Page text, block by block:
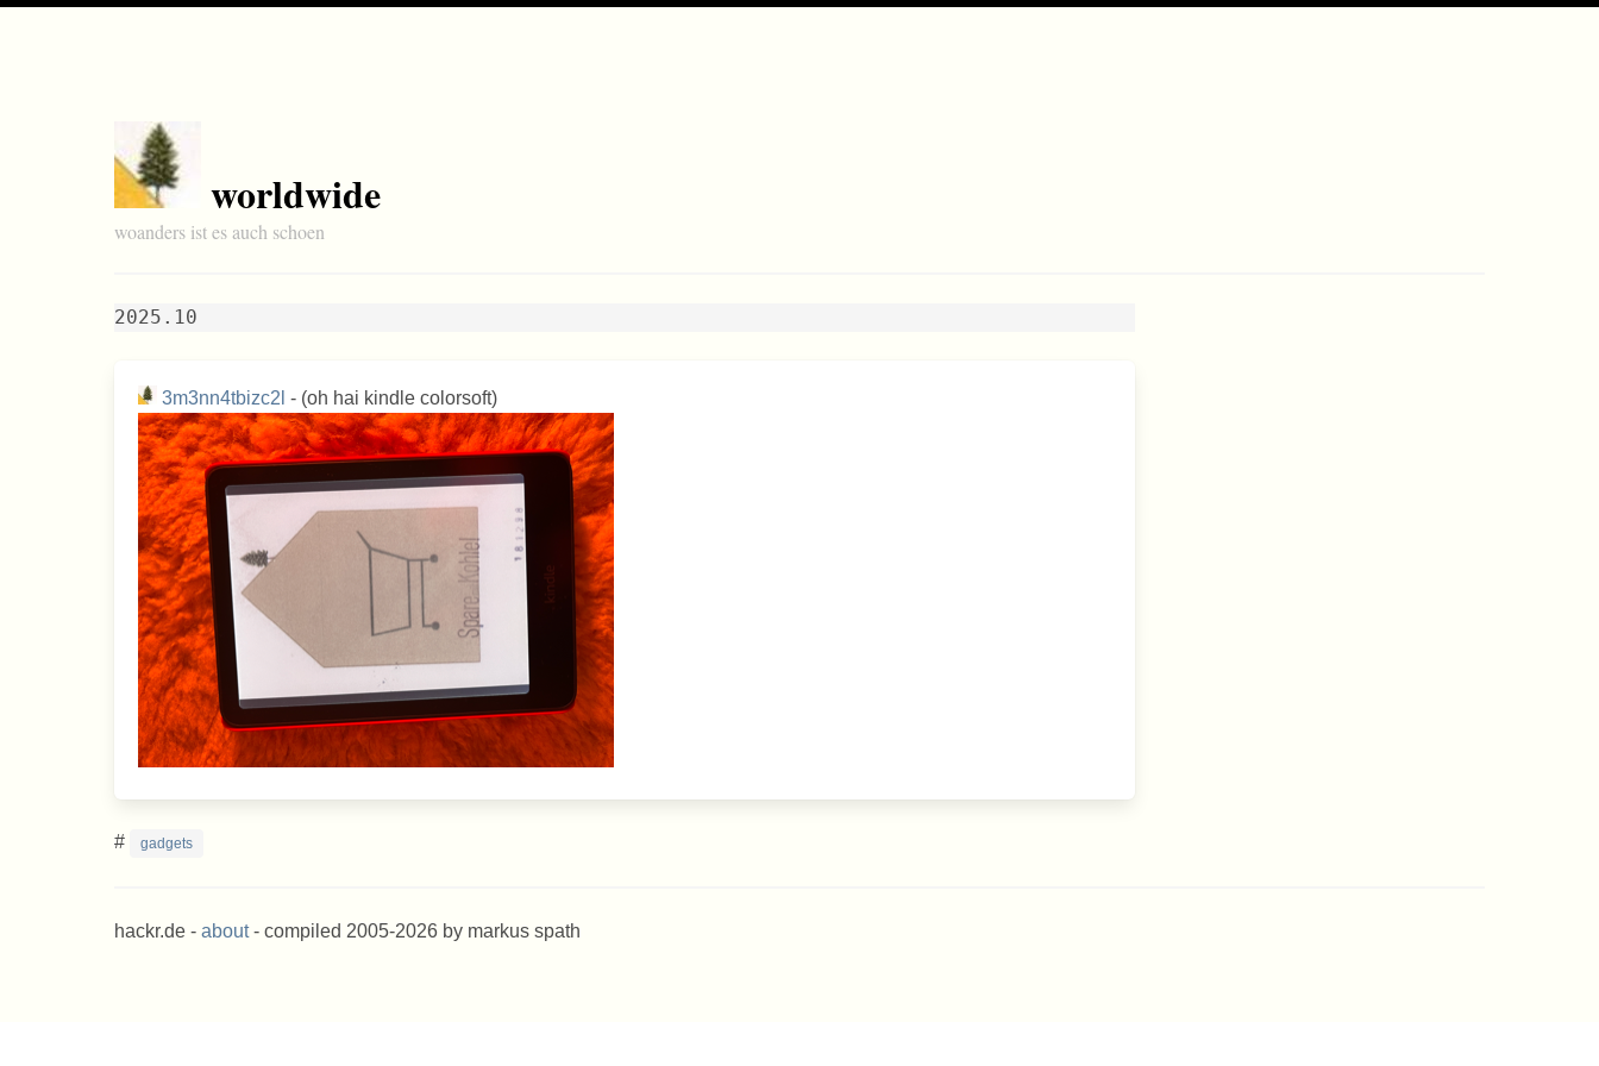
worldwide
woanders ist es auch schoen
2025.10
3m3nn4tbizc2l - (oh hai kindle colorsoft)
# gadgets
hackr.de - about- compiled 2005-2026 by markus spath